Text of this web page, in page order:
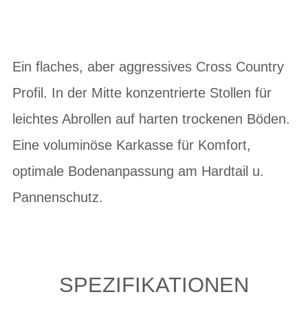
Ein flaches, aber aggressives Cross Country
Profil. In der Mitte konzentrierte Stollen für
leichtes Abrollen auf harten trockenen Böden.
Eine voluminöse Karkasse für Komfort,
optimale Bodenanpassung am Hardtail u.
Pannenschutz.
SPEZIFIKATIONEN